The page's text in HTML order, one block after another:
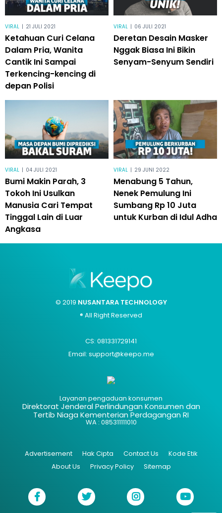
VIRAL | 21 JULI 2021
Ketahuan Curi Celana
Dalam Pria, Wanita
Cantik Ini Sampai
Terkencing-kencing di
depan Polisi
VIRAL | 06 JULI 2021
Deretan Desain Masker
Nggak Biasa Ini Bikin
Senyam-Senyum Sendiri
VIRAL | 04 JULI 2021
Bumi Makin Parah, 3
Tokoh Ini Usulkan
Manusia Cari Tempat
Tinggal Lain di Luar
Angkasa
VIRAL | 29 JUNI 2022
Menabung 5 Tahun,
Nenek Pemulung Ini
Sumbang Rp 10 Juta
untuk Kurban di Idul Adha
© 2019 NUSANTARA TECHNOLOGY
® All Right Reserved
CS: 081331729141
Email: support@keepo.me
Layanan pengaduan konsumen
Direktorat Jenderal Perlindungan Konsumen dan
Tertib Niaga Kementerian Perdagangan RI
WA : 085311111010
Advertisement Hak Cipta Contact Us
Kode Etik
About Us
Privacy Policy Sitemap